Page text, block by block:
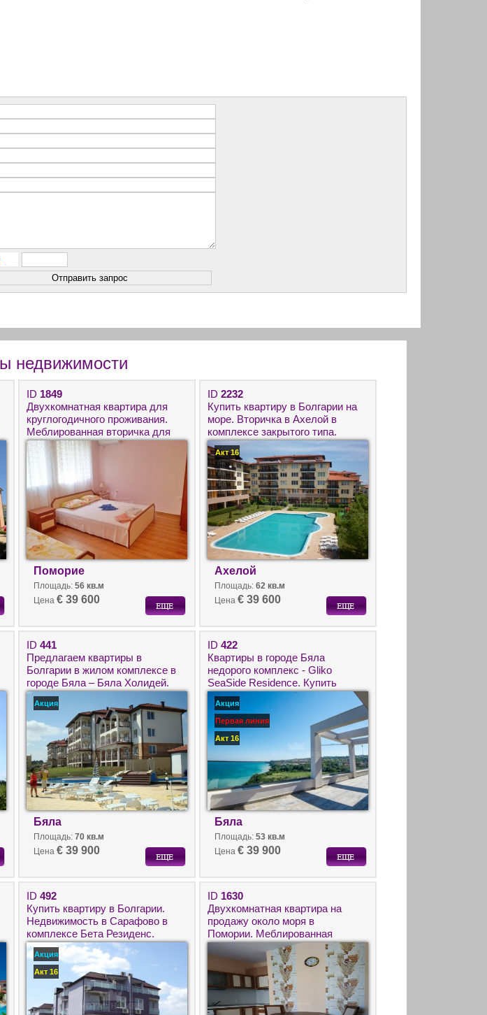
недвижимости
ID 1849
Двухкомнатная квартира для
круглогодичного проживания.
Меблированная вторичка для
круглогодичного проживания.
Поморие
Площадь: 56 кв.м
Цена € 39 600
ID 2232
Купить квартиру в Болгарии на
море. Вторичка в Ахелой в
комплексе закрытого типа.
Акт 16
Ахелой
Площадь: 62 кв.м
Цена € 39 600
ID 441
Предлагаем квартиры в
Болгарии в жилом комплексе в
городе Бяла – Бяла Холидей.
Акция
Бяла
Площадь: 70 кв.м
Цена € 39 900
ID 422
Квартиры в городе Бяла
недорого комплекс - Gliko
SeaSide Residence. Купить
недвижимость в Болгарии.
Акция
Первая линия
Акт 16
Бяла
Площадь: 53 кв.м
Цена € 39 900
ID 492
Купить квартиру в Болгарии.
Недвижимость в Сарафово в
комплексе Бета Резиденс.
Городская недвижимость в
Болгарии недорого.
Акция
Акт 16
ID 1630
Двухкомнатная квартира на
продажу около моря в
Помории. Меблированная
вторичка без таксы поддержки
в Болгарии.